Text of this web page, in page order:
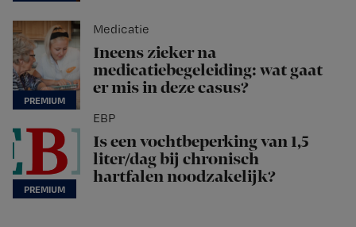
Medicatie
Ineens zieker na
medicatiebegeleiding: wat gaat
er mis in deze casus?
EBP
Is een vochtbeperking van 1,5
liter/dag bij chronisch
hartfalen noodzakelijk?